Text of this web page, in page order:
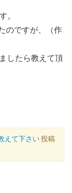
。
のですが、（作
したら教えて頂
えて下さい投稿